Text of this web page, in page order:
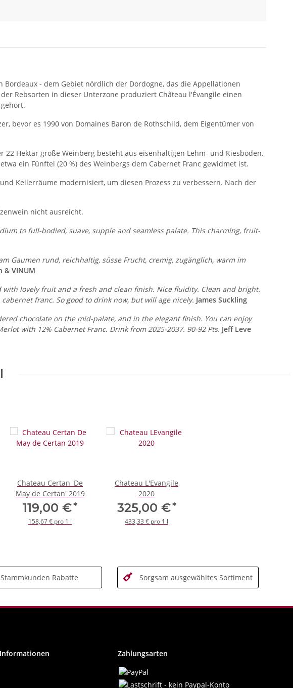
- dem Gebiet nördlich der Dordogne, das die Appellationen
Rebsorten in dieser Unterzone produziert Château l'Évangile einen
bevor es 1990 von Domaines Baron de Rothschild, dem Eigentümer von
Hektar große Weinberg besteht aus eisenhaltigen Lehm- und Kiesböden.
ein Fünftel (20 %) des Weinbergs dem Cabernet Franc gewidmet ist.
Kellerräume modernisiert, um diesen Prozess zu verbessern. Nach der
nicht ausreicht.
to full-bodied, suave, supple and seamless palate. This charming, fruit-
Gaumen rund, reichhaltig, süsse Frucht, cremig, zugänglich, warm im
& VINUM
lovely fruit and a fresh and clean finish. Nice fluidity. Clean and bright.
franc. So good to drink now, but will age nicely. James Suckling
chocolate on the mid-palate, and in the elegant finish. You can enjoy
with 12% Cabernet Franc. Drink from 2025-2037. 90-92 Pts. Jeff Leve
Chateau Certan 'De
May de Certan' 2019
119,00 €*
158,67 € pro 1 l
Chateau L'Evangile
2020
325,00 €*
433,33 € pro 1 l
Stammkunden Rabatte Sorgsam ausgewähltes Sortiment
Zahlungsarten